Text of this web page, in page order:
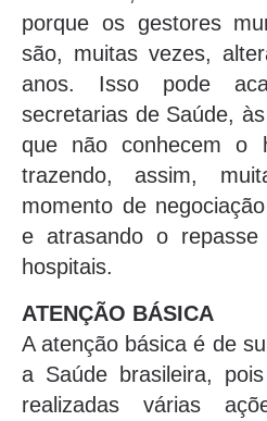
porque os gestores
são, muitas vezes,
anos. Isso pode
secretarias de Saúde,
que não conhecem o
trazendo, assim,
momento de
e atrasando o
hospitais.
ATENÇÃO BÁSICA
A atenção básica é de
a Saúde brasileira,
realizadas várias